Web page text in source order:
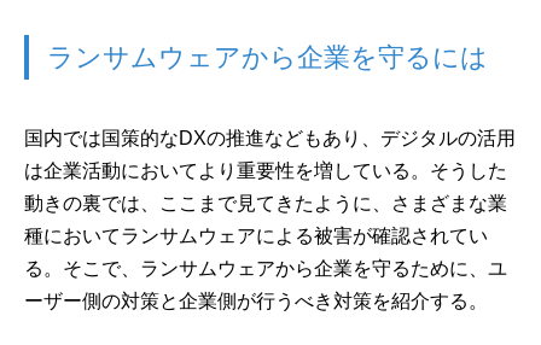
ランサムウェアから企業を守るには
国内では国策的なDXの推進などもあり、デジタルの活用
は企業活動においてより重要性を増している。そうした
動きの裏では、ここまで見てきたように、さまざまな業
種においてランサムウェアによる被害が確認されてい
る。そこで、ランサムウェアから企業を守るために、ユ
ーザー側の対策と企業側が行うべき対策を紹介する。